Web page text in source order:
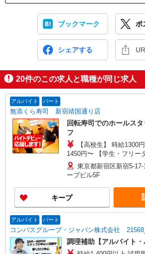
ブックマーク ポ
シェアする
20件のこの求人と職種が同じ求人
アルバイト パート
無添くら寿司 新宿靖国通り店
回転寿司でのホールス
フ
【高校生】 時給1300円〜 【パート】
1450円〜 【学生・フリーター】 9:00〜24:00／時
給1450円〜 ※閉店作業含
は前後する場合有 ※22:00以降は時給25％UP ◆プ
レオープンから2ヶ月間
修中は除く ◆土・日・祝
時間（50h）は時給1226円
東京都新宿区新宿5-
ーブビル5F
キープ
アルバイト パート
コンパスグループ・ジャパン株式会社
調理補助【アルバイト・